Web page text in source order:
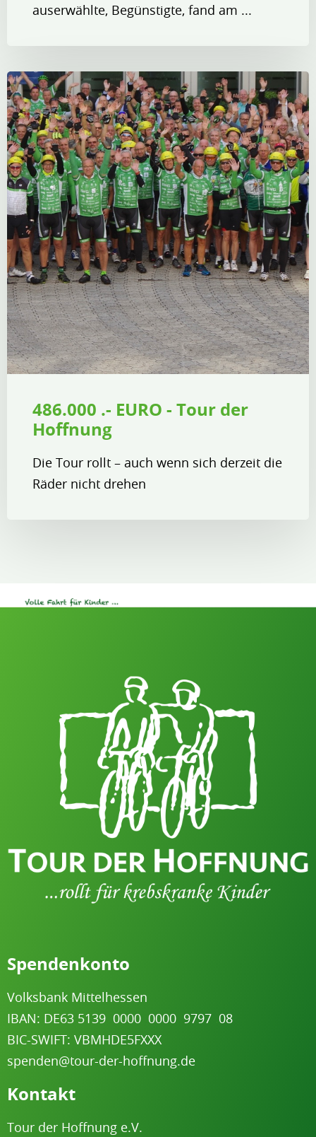
auserwählte, Begünstigte, fand am ...
486.000 .- EURO - Tour der
Hoffnung
Die Tour rollt – auch wenn sich derzeit die
Räder nicht drehen
Spendenkonto
Volksbank Mittelhessen
IBAN: DE63 5139 0000 0000 9797 08
BIC-SWIFT: VBMHDE5FXXX
spenden@tour-der-hoffnung.de
Kontakt
Tour der Hoffnung e.V.